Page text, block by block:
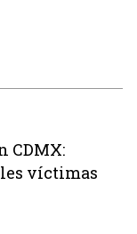
CDMX:
víctimas